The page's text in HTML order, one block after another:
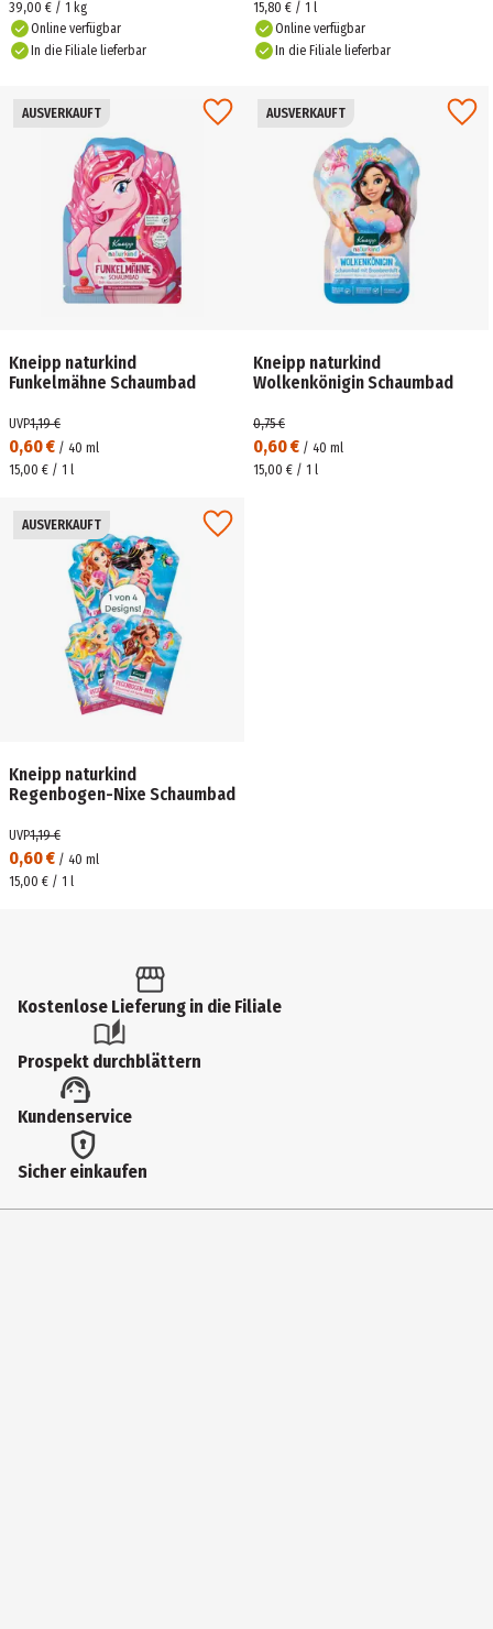
39,00 € / 1 kg
Online verfügbar
In die Filiale lieferbar
15,80 € / 1 l
Online verfügbar
In die Filiale lieferbar
AUSVERKAUFT
Kneipp naturkind
Funkelmähne Schaumbad
0,60 € / 40 ml
UVP1,19 €
15,00 € / 1 l
AUSVERKAUFT
Kneipp naturkind
Wolkenkönigin Schaumbad
0,60 € / 40 ml
0,75 €
15,00 € / 1 l
AUSVERKAUFT
Kneipp naturkind
Regenbogen-Nixe Schaumbad
0,60 € / 40 ml
UVP1,19 €
15,00 € / 1 l
Kostenlose Lieferung in die Filiale
Prospekt durchblättern
Kundenservice
Sicher einkaufen